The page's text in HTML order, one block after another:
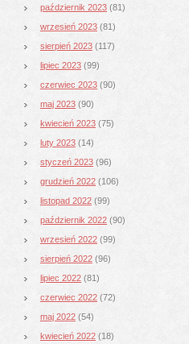
październik 2023 (81)
wrzesień 2023 (81)
sierpień 2023 (117)
lipiec 2023 (99)
czerwiec 2023 (90)
maj 2023 (90)
kwiecień 2023 (75)
luty 2023 (14)
styczeń 2023 (96)
grudzień 2022 (106)
listopad 2022 (99)
październik 2022 (90)
wrzesień 2022 (99)
sierpień 2022 (96)
lipiec 2022 (81)
czerwiec 2022 (72)
maj 2022 (54)
kwiecień 2022 (18)